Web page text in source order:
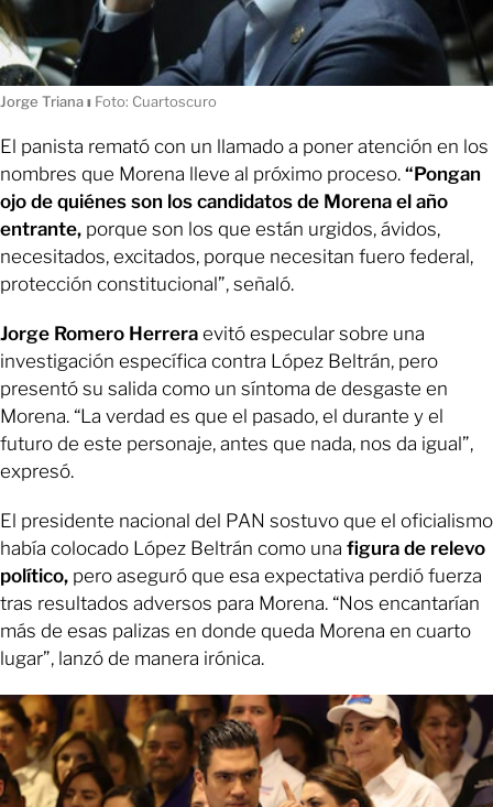
Jorge Trianaı Foto: Cuartoscuro
El panista remató con un llamado a poner atención en los
nombres que Morena lleve al próximo proceso. “Pongan
ojo de quiénes son los candidatos de Morena el año
entrante, porque son los que están urgidos, ávidos,
necesitados, excitados, porque necesitan fuero federal,
protección constitucional”, señaló.
Jorge Romero Herrera evitó especular sobre una
investigación específica contra López Beltrán, pero
presentó su salida como un síntoma de desgaste en
Morena. “La verdad es que el pasado, el durante y el
futuro de este personaje, antes que nada, nos da igual”,
expresó.
El presidente nacional del PAN sostuvo que el oficialismo
había colocado López Beltrán como una figura de relevo
político, pero aseguró que esa expectativa perdió fuerza
tras resultados adversos para Morena. “Nos encantarían
más de esas palizas en donde queda Morena en cuarto
lugar”, lanzó de manera irónica.